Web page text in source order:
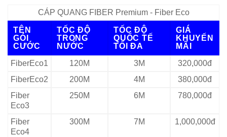
CÁP QUANG FIBER Premium - Fiber Eco
TÊN
GÓI
CƯỚC
TỐC ĐỘ
TRONG
NƯỚC
TỐC ĐỘ
QUỐC TẾ
TỐI ĐA
GIÁ
KHUYẾN
MÃI
FiberEco1
120M 3M
320,000đ
FiberEco2
200M 4M
380,000đ
Fiber
Eco3
250M 6M 780,000đ
Fiber
Eco4
300M 7M 1,000,000đ